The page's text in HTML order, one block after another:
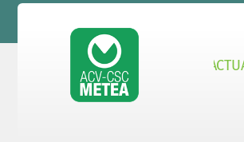
AU SUJET D'ACV-CSC METEA